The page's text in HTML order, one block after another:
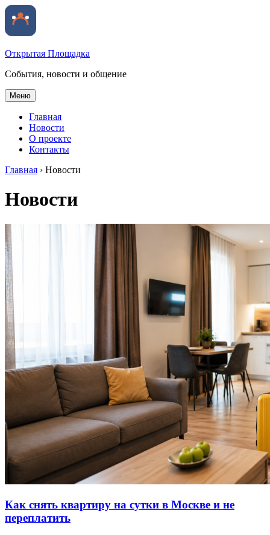
Открытая Площадка
События, новости и общение
Меню
Главная
Новости
О проекте
Контакты
Главная › Новости
Новости
Как снять квартиру на сутки в Москве и не
переплатить